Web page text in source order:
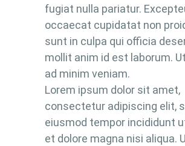
fugiat nulla pariatur.
occaecat cupidatat non
sunt in culpa qui officia
mollit anim id est laborum.
ad minim veniam.
Lorem ipsum dolor sit amet,
consectetur adipiscing elit,
eiusmod tempor incididunt
et dolore magna nisi aliqua.